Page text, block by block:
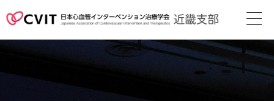
次回地方会